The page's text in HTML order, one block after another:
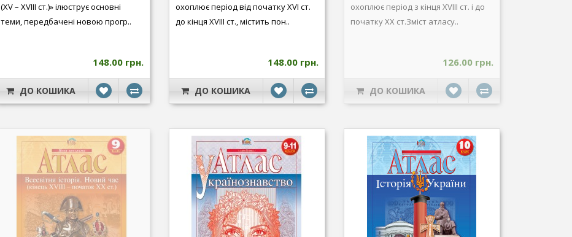
(XV – XVIII ст.)» ілюструє основні
теми, передбачені новою прогр..
148.00 грн.
ДО КОШИКА
охоплює період від початку XVI ст.
до кінця XVIII ст., містить пон..
148.00 грн.
ДО КОШИКА
охоплює період з кінця XVIIІ ст. і до
початку ХХ ст.Зміст атласу..
126.00 грн.
ДО КОШИКА